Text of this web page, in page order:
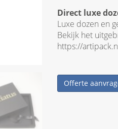
Direct luxe
Luxe dozen en
Bekijk het
https://
Offerte